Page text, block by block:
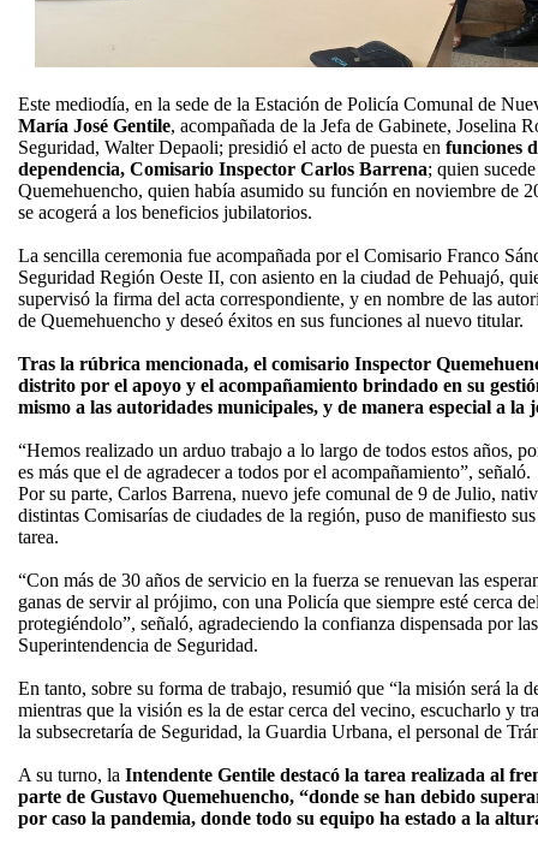
Este mediodía, en la sede de la Estación de Policía Comunal de
María José Gentile, acompañada de la Jefa de Gabinete, Joselina
Seguridad, Walter Depaoli; presidió el acto de puesta en funciones
dependencia, Comisario Inspector Carlos Barrena; quien
Quemehuencho, quien había asumido su función en noviembre de
se acogerá a los beneficios jubilatorios.
La sencilla ceremonia fue acompañada por el Comisario Franco
Seguridad Región Oeste II, con asiento en la ciudad de Pehuajó,
supervisó la firma del acta correspondiente, y en nombre de las
de Quemehuencho y deseó éxitos en sus funciones al nuevo titular.
Tras la rúbrica mencionada, el comisario Inspector
distrito por el apoyo y el acompañamiento brindado en su
mismo a las autoridades municipales, y de manera especial a
“Hemos realizado un arduo trabajo a lo largo de todos estos años,
es más que el de agradecer a todos por el acompañamiento”, señaló.
Por su parte, Carlos Barrena, nuevo jefe comunal de 9 de Julio,
distintas Comisarías de ciudades de la región, puso de manifiesto
tarea.
“Con más de 30 años de servicio en la fuerza se renuevan las
ganas de servir al prójimo, con una Policía que siempre esté cerca
protegiéndolo”, señaló, agradeciendo la confianza dispensada por
Superintendencia de Seguridad.
En tanto, sobre su forma de trabajo, resumió que “la misión será la
mientras que la visión es la de estar cerca del vecino, escucharlo y
la subsecretaría de Seguridad, la Guardia Urbana, el personal de
A su turno, la Intendente Gentile destacó la tarea realizada al
parte de Gustavo Quemehuencho, “donde se han debido
por caso la pandemia, donde todo su equipo ha estado a la